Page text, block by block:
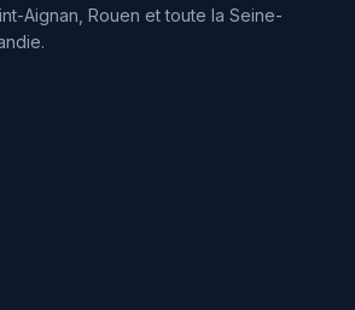
Aignan, Rouen et toute la Seine-